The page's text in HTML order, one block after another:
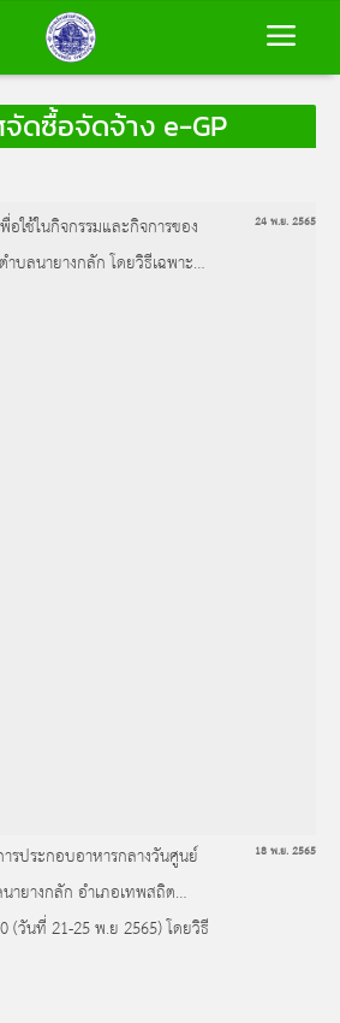
โปร่งใส
จัดซื้อจัดจ้าง e-GP
อใช้ในกิจกรรมและกิจการของ
บลนายางกลัก โดยวิธีเฉพาะ
24 พ.ย. 2565
ประกอบอาหารกลางวันศูนย์
ายางกลัก อำเภอเทพสถิต
(วันที่ 21-25 พ.ย 2565) โดยวิธี
18 พ.ย. 2565